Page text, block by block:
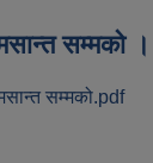
सम्मको ।
सम्मको.pdf